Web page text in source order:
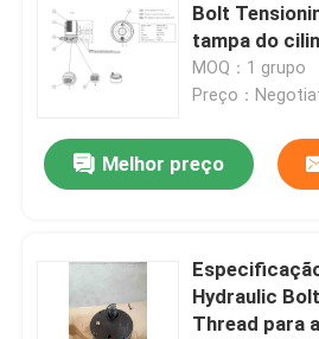
Bolt
tampa do
MOQ：1 grupo
Preço：
Melhor preço
Hydraulic
Thread para